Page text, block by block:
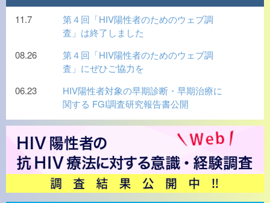
11.7
第４回「HIV陽性者のためのウェブ調
査」は終了しました
08.26
第４回「HIV陽性者のためのウェブ調
査」にぜひご協力を
06.23
HIV陽性者対象の早期診断・早期治療に
関する FGI調査研究報告書公開